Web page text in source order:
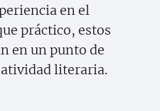
en el
práctico, estos
en un punto de
literaria.